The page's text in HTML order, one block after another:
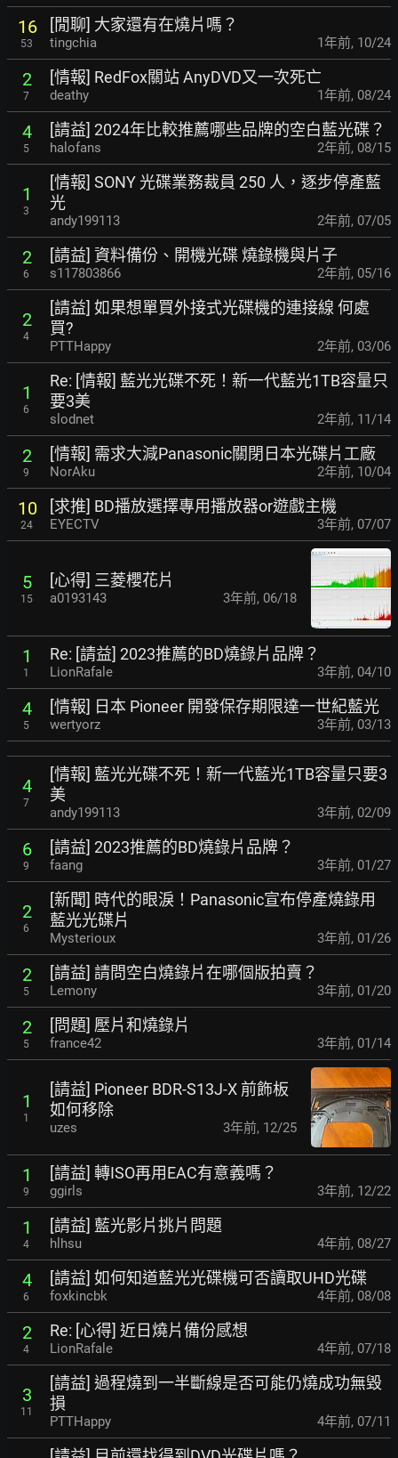
16
53
[閒聊] 大家還有在燒片嗎？
tingchia 1年前, 10/24
2
7
[情報] RedFox關站 AnyDVD又一次死亡
deathy 1年前, 08/24
4
5
[請益] 2024年比較推薦哪些品牌的空白藍光碟？
halofans 2年前, 08/15
1
3
[情報] SONY 光碟業務裁員 250 人，逐步停產藍
光
andy199113 2年前, 07/05
2
6
[請益] 資料備份、開機光碟 燒錄機與片子
s117803866 2年前, 05/16
2
4
[請益] 如果想單買外接式光碟機的連接線 何處
買?
PTTHappy 2年前, 03/06
1
6
Re: [情報] 藍光光碟不死！新一代藍光1TB容量只
要3美
slodnet 2年前, 11/14
2
9
[情報] 需求大減Panasonic關閉日本光碟片工廠
NorAku 2年前, 10/04
10
24
[求推] BD播放選擇專用播放器or遊戲主機
EYECTV 3年前, 07/07
5
15
[心得] 三菱櫻花片
a0193143 3年前, 06/18
1
1
Re: [請益] 2023推薦的BD燒錄片品牌？
LionRafale 3年前, 04/10
4
5
[情報] 日本 Pioneer 開發保存期限達一世紀藍光
wertyorz 3年前, 03/13
4
7
[情報] 藍光光碟不死！新一代藍光1TB容量只要3
美
andy199113 3年前, 02/09
6
9
[請益] 2023推薦的BD燒錄片品牌？
faang 3年前, 01/27
2
6
[新聞] 時代的眼淚！Panasonic宣布停產燒錄用
藍光光碟片
Mysterioux 3年前, 01/26
2
5
[請益] 請問空白燒錄片在哪個版拍賣？
Lemony 3年前, 01/20
2
5
[問題] 壓片和燒錄片
france42 3年前, 01/14
1
1
[請益] Pioneer BDR-S13J-X 前飾板
如何移除
uzes 3年前, 12/25
1
9
[請益] 轉ISO再用EAC有意義嗎？
ggirls 3年前, 12/22
1
4
[請益] 藍光影片挑片問題
hlhsu 4年前, 08/27
4
6
[請益] 如何知道藍光光碟機可否讀取UHD光碟
foxkincbk 4年前, 08/08
2
4
Re: [心得] 近日燒片備份感想
LionRafale 4年前, 07/18
3
11
[請益] 過程燒到一半斷線是否可能仍燒成功無毀
損
PTTHappy 4年前, 07/11